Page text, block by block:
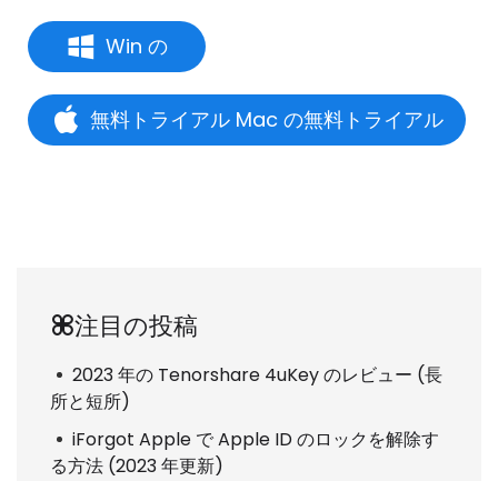
Win の
無料トライアル Mac の無料トライアル
注目の投稿
2023 年の Tenorshare 4uKey のレビュー (長
所と短所)
iForgot Apple で Apple ID のロックを解除す
る方法 (2023 年更新)